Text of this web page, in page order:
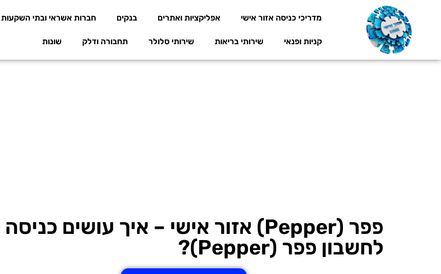
מדריכי כניסה אזור אישי אפליקציות ואתרים בנקים חברות אשראי ובתי השקעות
קניות ופנאי שירותי בריאות שירותי סלולר תחבורה ודלק שונות
פפר (Pepper) אזור אישי – איך עושים כניסה
לחשבון פפר (Pepper)?